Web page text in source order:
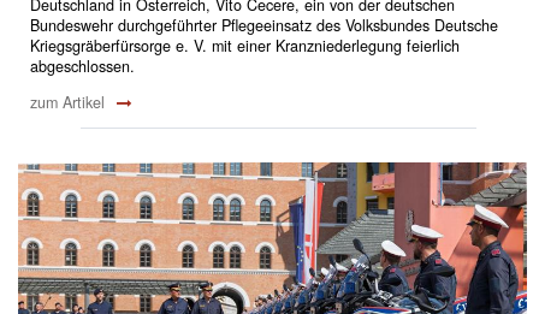
Deutschland in Österreich, Vito Cecere, ein von der deutschen
Bundeswehr durchgeführter Pflegeeinsatz des Volksbundes Deutsche
Kriegsgräberfürsorge e. V. mit einer Kranzniederlegung feierlich
abgeschlossen.
zum Artikel